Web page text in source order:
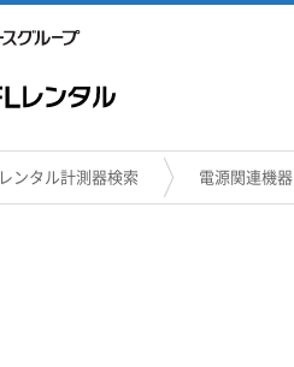
レンタル計測器検索 電源関連機器